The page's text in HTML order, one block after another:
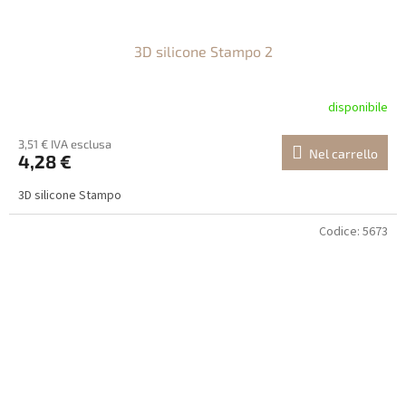
3D silicone Stampo 2
disponibile
3,51 € IVA esclusa
4,28 € Nel carrello
3D silicone Stampo
Codice: 5673